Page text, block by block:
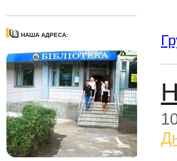
НАША АДРЕСА: